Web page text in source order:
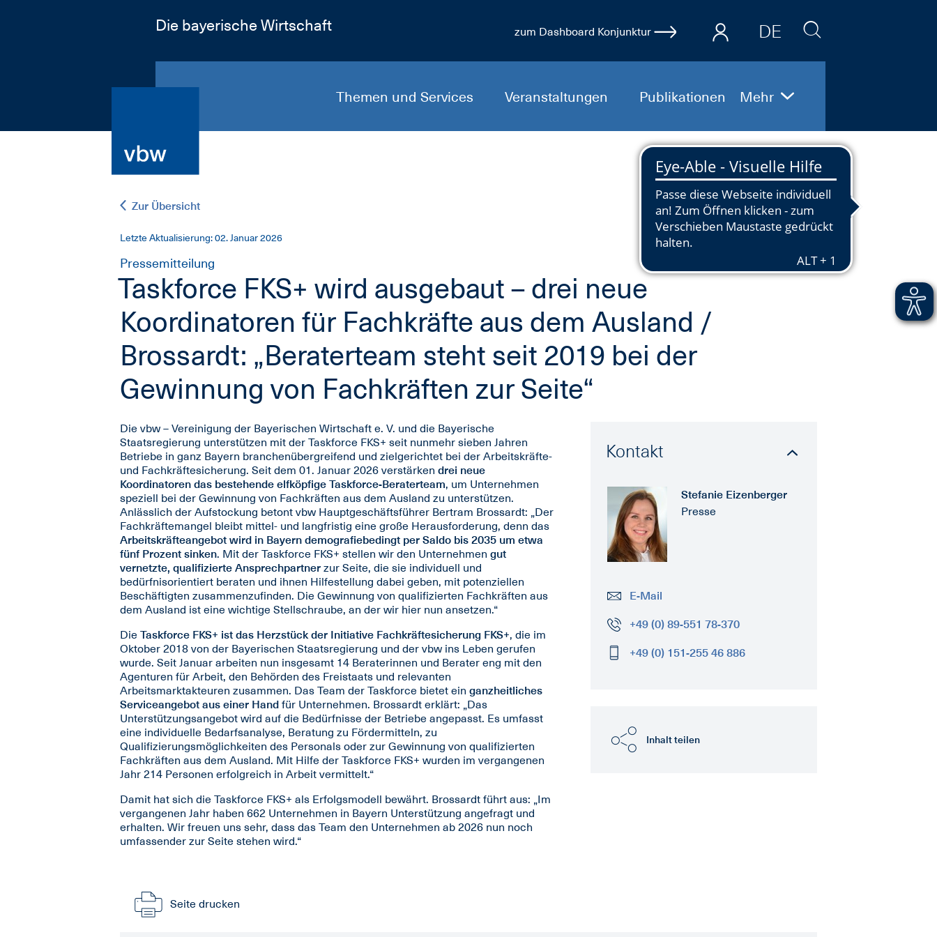
Die bayerische Wirtschaft zum Dashboard Konjunktur
DE
EN
Mehr
Themen und Services Veranstaltungen Publikationen
Zur Übersicht
Letzte Aktualisierung: 02. Januar 2026
Pressemitteilung
Taskforce FKS+ wird ausgebaut – drei neue
Koordinatoren für Fachkräfte aus dem Ausland /
Brossardt: „Beraterteam steht seit 2019 bei der
Gewinnung von Fachkräften zur Seite“
Kontakt
Stefanie Eizenberger
Presse
E-Mail
+49 (0) 89-551 78-370
+49 (0) 151-255 46 886
Inhalt teilen
Die vbw – Vereinigung der Bayerischen Wirtschaft e. V. und die Bayerische
Staatsregierung unterstützen mit der Taskforce FKS+ seit nunmehr sieben Jahren
Betriebe in ganz Bayern branchenübergreifend und zielgerichtet bei der Arbeitskräfte-
und Fachkräftesicherung. Seit dem 01. Januar 2026 verstärken drei neue
Koordinatoren das bestehende elfköpfige Taskforce-Beraterteam, um Unternehmen
speziell bei der Gewinnung von Fachkräften aus dem Ausland zu unterstützen.
Anlässlich der Aufstockung betont vbw Hauptgeschäftsführer Bertram Brossardt: „Der
Fachkräftemangel bleibt mittel- und langfristig eine große Herausforderung, denn das
Arbeitskräfteangebot wird in Bayern demografiebedingt per Saldo bis 2035 um etwa
fünf Prozent sinken. Mit der Taskforce FKS+ stellen wir den Unternehmen gut
vernetzte, qualifizierte Ansprechpartner zur Seite, die sie individuell und
bedürfnisorientiert beraten und ihnen Hilfestellung dabei geben, mit potenziellen
Beschäftigten zusammenzufinden. Die Gewinnung von qualifizierten Fachkräften aus
dem Ausland ist eine wichtige Stellschraube, an der wir hier nun ansetzen.“
Die Taskforce FKS+ ist das Herzstück der Initiative Fachkräftesicherung FKS+, die im
Oktober 2018 von der Bayerischen Staatsregierung und der vbw ins Leben gerufen
wurde. Seit Januar arbeiten nun insgesamt 14 Beraterinnen und Berater eng mit den
Agenturen für Arbeit, den Behörden des Freistaats und relevanten
Arbeitsmarktakteuren zusammen. Das Team der Taskforce bietet ein ganzheitliches
Serviceangebot aus einer Hand für Unternehmen. Brossardt erklärt: „Das
Unterstützungsangebot wird auf die Bedürfnisse der Betriebe angepasst. Es umfasst
eine individuelle Bedarfsanalyse, Beratung zu Fördermitteln, zu
Qualifizierungsmöglichkeiten des Personals oder zur Gewinnung von qualifizierten
Fachkräften aus dem Ausland. Mit Hilfe der Taskforce FKS+ wurden im vergangenen
Jahr 214 Personen erfolgreich in Arbeit vermittelt.“
Damit hat sich die Taskforce FKS+ als Erfolgsmodell bewährt. Brossardt führt aus: „Im
vergangenen Jahr haben 662 Unternehmen in Bayern Unterstützung angefragt und
erhalten. Wir freuen uns sehr, dass das Team den Unternehmen ab 2026 nun noch
umfassender zur Seite stehen wird.“
Seite drucken